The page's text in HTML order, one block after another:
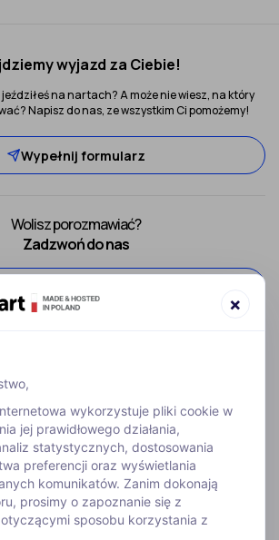
wyjazd za Ciebie!
na nartach? A może nie wiesz, na który
Napisz do nas, ze wszystkim Ci pomożemy!
Wypełnij formularz
Wolisz porozmawiać?
Zadzwoń do nas
×
wykorzystuje pliki cookie w
jej prawidłowego działania,
statystycznych, dostosowania
preferencji oraz wyświetlania
komunikatów. Zanim dokonają
prosimy o zapoznanie się z
sposobu korzystania z